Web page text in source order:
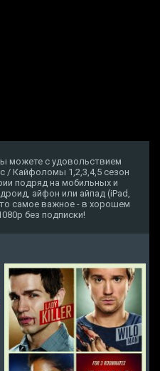
можете с удовольствием
/ Кайфоломы 1,2,3,4,5 сезон
подряд на мобильных и
айфон или айпад (iPad,
самое важное - в хорошем
без подписки!